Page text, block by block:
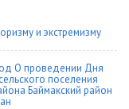
и экстремизму
О проведении Дня
поселения
Баймакский район